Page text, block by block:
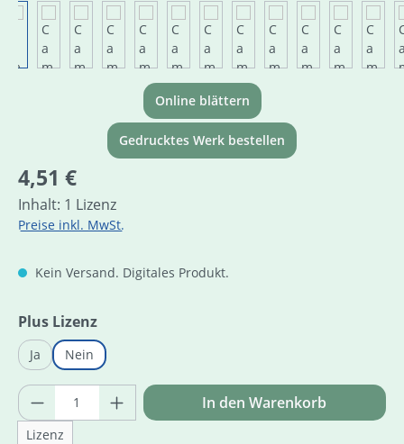
Online blättern
Gedrucktes Werk bestellen
Regulärer Preis:
4,51 €
Inhalt: 1 Lizenz
Preise inkl. MwSt.
Kein Versand. Digitales Produkt.
Plus Lizenzauswählen
Ja Nein
Produkt Anzahl: Gib den gewünschten
Lizenz
In den Warenkorb